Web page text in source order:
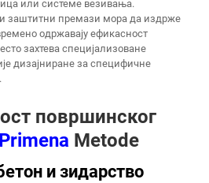
или системе везивања.
заштитни премази мора да издрже
одржавају ефикасност
захтева специјализоване
дизајниране за специфичне
површинског
Primena Metode
и зидарство